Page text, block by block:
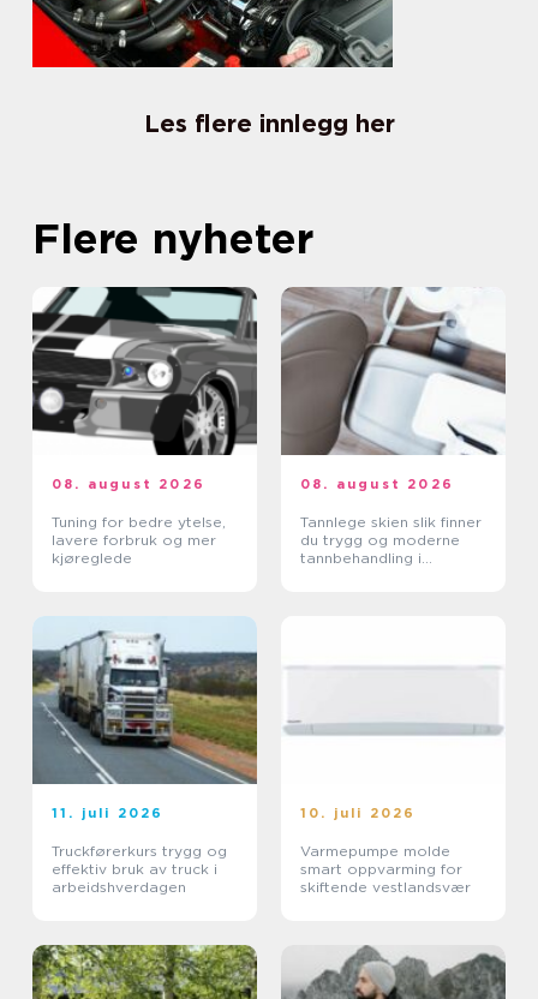
Les flere innlegg her
Flere nyheter
08. august 2026
Tuning for bedre ytelse,
lavere forbruk og mer
kjøreglede
08. august 2026
Tannlege skien slik finner
du trygg og moderne
tannbehandling i
11. juli 2026
Truckførerkurs trygg og
effektiv bruk av truck i
arbeidshverdagen
10. juli 2026
Varmepumpe molde
smart oppvarming for
skiftende vestlandsvær